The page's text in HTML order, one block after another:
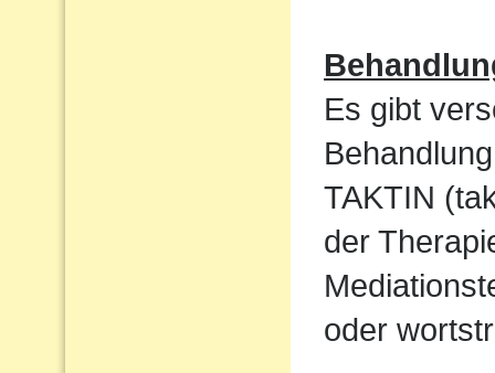
Es gibt
TAKTIN
der
oder